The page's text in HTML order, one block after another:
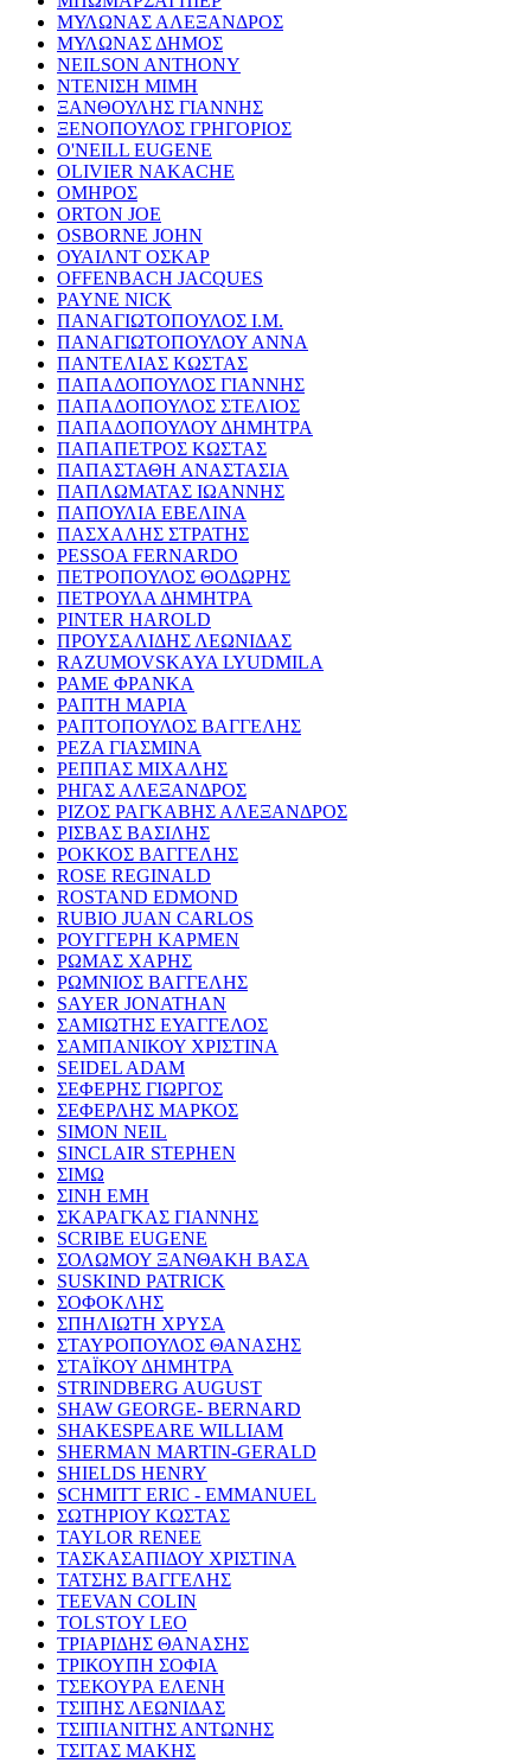
ΜΥΛΩΝΑΣ ΑΛΕΞΑΝΔΡΟΣ
ΜΥΛΩΝΑΣ ΔΗΜΟΣ
NEILSON ANTHONY
ΝΤΕΝΙΣΗ ΜΙΜΗ
ΞΑΝΘΟΥΛΗΣ ΓΙΑΝΝΗΣ
ΞΕΝΟΠΟΥΛΟΣ ΓΡΗΓΟΡΙΟΣ
O'NEILL EUGENE
OLIVIER NAKACHE
ΟΜΗΡΟΣ
ORTON JOE
OSBORNE JOHN
ΟΥΑΙΛΝΤ ΟΣΚΑΡ
OFFENBACH JACQUES
PAYNE NICK
ΠΑΝΑΓΙΩΤΟΠΟΥΛΟΣ Ι.Μ.
ΠΑΝΑΓΙΩΤΟΠΟΥΛΟΥ ΑΝΝΑ
ΠΑΝΤΕΛΙΑΣ ΚΩΣΤΑΣ
ΠΑΠΑΔΟΠΟΥΛΟΣ ΓΙΑΝΝΗΣ
ΠΑΠΑΔΟΠΟΥΛΟΣ ΣΤΕΛΙΟΣ
ΠΑΠΑΔΟΠΟΥΛΟΥ ΔΗΜΗΤΡΑ
ΠΑΠΑΠΕΤΡΟΣ ΚΩΣΤΑΣ
ΠΑΠΑΣΤΑΘΗ ΑΝΑΣΤΑΣΙΑ
ΠΑΠΛΩΜΑΤΑΣ ΙΩΑΝΝΗΣ
ΠΑΠΟΥΛΙΑ ΕΒΕΛΙΝΑ
ΠΑΣΧΑΛΗΣ ΣΤΡΑΤΗΣ
PESSOA FERNARDO
ΠΕΤΡΟΠΟΥΛΟΣ ΘΟΔΩΡΗΣ
ΠΕΤΡΟΥΛΑ ΔΗΜΗΤΡΑ
PINTER HAROLD
ΠΡΟΥΣΑΛΙΔΗΣ ΛΕΩΝΙΔΑΣ
RAZUMOVSKAYA LYUDMILA
ΡΑΜΕ ΦΡΑΝΚΑ
ΡΑΠΤΗ ΜΑΡΙΑ
ΡΑΠΤΟΠΟΥΛΟΣ ΒΑΓΓΕΛΗΣ
ΡΕΖΑ ΓΙΑΣΜΙΝΑ
ΡΕΠΠΑΣ ΜΙΧΑΛΗΣ
ΡΗΓΑΣ ΑΛΕΞΑΝΔΡΟΣ
ΡΙΖΟΣ ΡΑΓΚΑΒΗΣ ΑΛΕΞΑΝΔΡΟΣ
ΡΙΣΒΑΣ ΒΑΣΙΛΗΣ
ΡΟΚΚΟΣ ΒΑΓΓΕΛΗΣ
ROSE REGINALD
ROSTAND EDMOND
RUBIO JUAN CARLOS
ΡΟΥΓΓΕΡΗ ΚΑΡΜΕΝ
ΡΩΜΑΣ ΧΑΡΗΣ
ΡΩΜΝΙΟΣ ΒΑΓΓΕΛΗΣ
SAYER JONATHAN
ΣΑΜΙΩΤΗΣ ΕΥΑΓΓΕΛΟΣ
ΣΑΜΠΑΝΙΚΟΥ ΧΡΙΣΤΙΝΑ
SEIDEL ADAM
ΣΕΦΕΡΗΣ ΓΙΩΡΓΟΣ
ΣΕΦΕΡΛΗΣ ΜΑΡΚΟΣ
SIMON NEIL
SINCLAIR STEPHEN
ΣΙΜΩ
ΣΙΝΗ ΕΜΗ
ΣΚΑΡΑΓΚΑΣ ΓΙΑΝΝΗΣ
SCRIBE EUGENE
ΣΟΛΩΜΟΥ ΞΑΝΘΑΚΗ ΒΑΣΑ
SUSKIND PATRICK
ΣΟΦΟΚΛΗΣ
ΣΠΗΛΙΩΤΗ ΧΡΥΣΑ
ΣΤΑΥΡΟΠΟΥΛΟΣ ΘΑΝΑΣΗΣ
ΣΤΑΪΚΟΥ ΔΗΜΗΤΡΑ
STRINDBERG AUGUST
SHAW GEORGE- BERNARD
SHAKESPEARE WILLIAM
SHERMAN MARTIN-GERALD
SHIELDS HENRY
SCHMITT ERIC - EMMANUEL
ΣΩΤΗΡΙΟΥ ΚΩΣΤΑΣ
TAYLOR RENEE
ΤΑΣΚΑΣΑΠΙΔΟΥ ΧΡΙΣΤΙΝΑ
ΤΑΤΣΗΣ ΒΑΓΓΕΛΗΣ
TEEVAN COLIN
TOLSTOY LEO
ΤΡΙΑΡΙΔΗΣ ΘΑΝΑΣΗΣ
ΤΡΙΚΟΥΠΗ ΣΟΦΙΑ
ΤΣΕΚΟΥΡΑ ΕΛΕΝΗ
ΤΣΙΠΗΣ ΛΕΩΝΙΔΑΣ
ΤΣΙΠΙΑΝΙΤΗΣ ΑΝΤΩΝΗΣ
ΤΣΙΤΑΣ ΜΑΚΗΣ